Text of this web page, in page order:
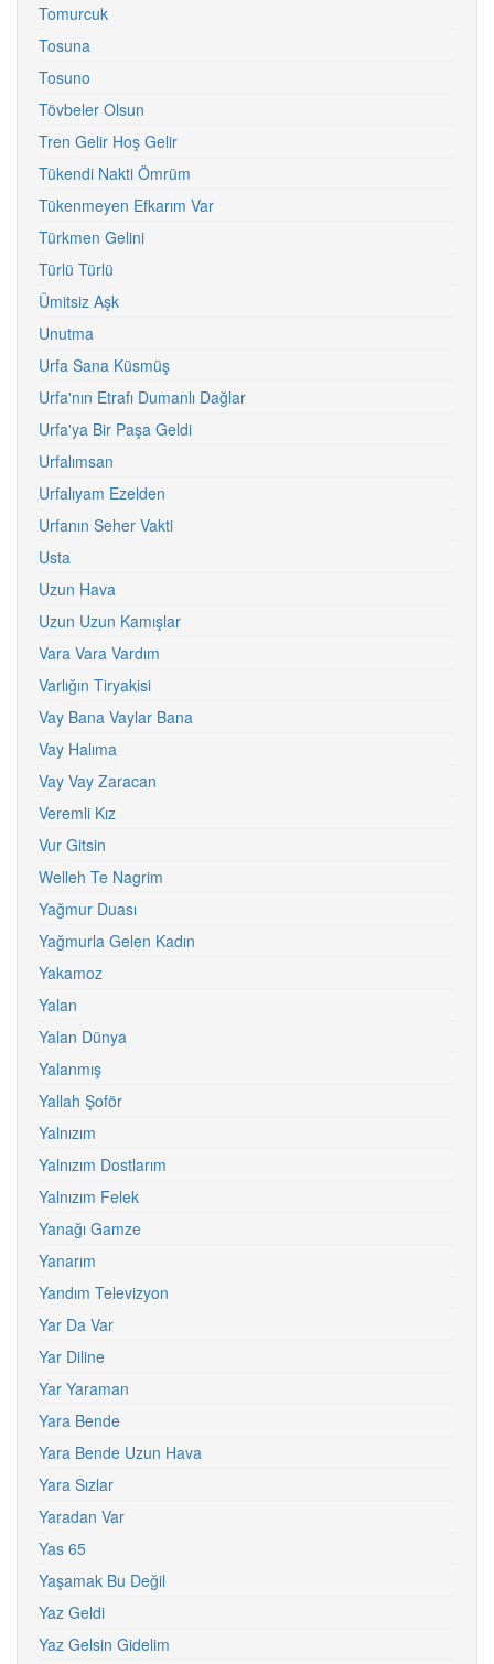
Tomurcuk
Tosuna
Tosuno
Tövbeler Olsun
Tren Gelir Hoş Gelir
Tükendi Nakti Ömrüm
Tükenmeyen Efkarım Var
Türkmen Gelini
Türlü Türlü
Ümitsiz Aşk
Unutma
Urfa Sana Küsmüş
Urfa'nın Etrafı Dumanlı Dağlar
Urfa'ya Bir Paşa Geldi
Urfalımsan
Urfalıyam Ezelden
Urfanın Seher Vakti
Usta
Uzun Hava
Uzun Uzun Kamışlar
Vara Vara Vardım
Varlığın Tiryakisi
Vay Bana Vaylar Bana
Vay Halıma
Vay Vay Zaracan
Veremli Kız
Vur Gitsin
Welleh Te Nagrim
Yağmur Duası
Yağmurla Gelen Kadın
Yakamoz
Yalan
Yalan Dünya
Yalanmış
Yallah Şoför
Yalnızım
Yalnızım Dostlarım
Yalnızım Felek
Yanağı Gamze
Yanarım
Yandım Televizyon
Yar Da Var
Yar Diline
Yar Yaraman
Yara Bende
Yara Bende Uzun Hava
Yara Sızlar
Yaradan Var
Yas 65
Yaşamak Bu Değil
Yaz Geldi
Yaz Gelsin Gidelim